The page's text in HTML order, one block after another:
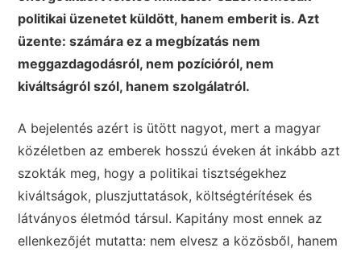
politikai üzenetet küldött, hanem emberit is. Azt
üzente: számára ez a megbízatás nem
meggazdagodásról, nem pozícióról, nem
kiváltságról szól, hanem szolgálatról.
A bejelentés azért is ütött nagyot, mert a magyar
közéletben az emberek hosszú éveken át inkább azt
szokták meg, hogy a politikai tisztségekhez
kiváltságok, pluszjuttatások, költségtérítések és
látványos életmód társul. Kapitány most ennek az
ellenkezőjét mutatta: nem elvesz a közösből, hanem